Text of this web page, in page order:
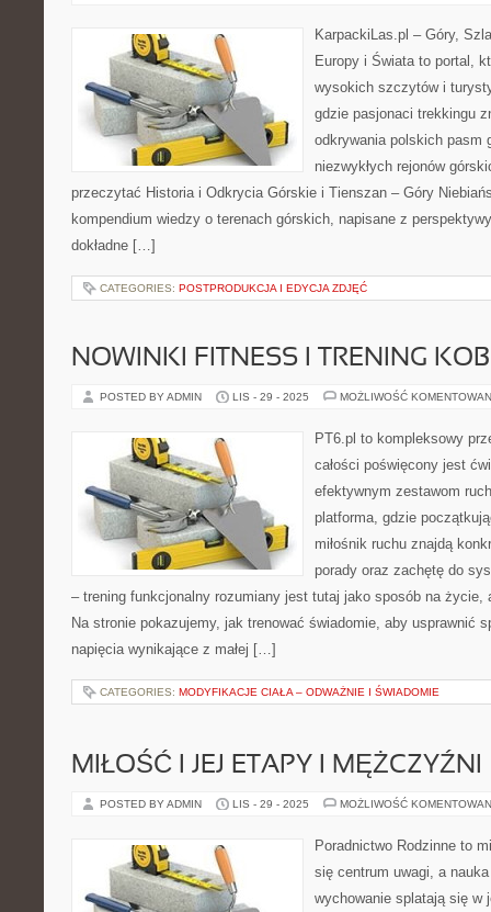
KarpackiLas.pl – Góry,
Europy i Świata to portal,
wysokich szczytów i
gdzie pasjonaci trekkingu
odkrywania polskich pasm
niezwykłych rejonów
przeczytać Historia i Odkrycia Górskie i Tienszan – Góry
kompendium wiedzy o terenach górskich, napisane z
dokładne […]
CATEGORIES: POSTPRODUKCJA I EDYCJA ZDJĘĆ
NOWINKI FITNESS I TRENING
POSTED BY ADMIN LIS - 29 - 2025 MOŻLIWOŚĆ
PT6.pl to kompleksowy
całości poświęcony jest
efektywnym zestawom
platforma, gdzie
miłośnik ruchu znajdą
porady oraz zachętę do
– trening funkcjonalny rozumiany jest tutaj jako sposób na
Na stronie pokazujemy, jak trenować świadomie, aby usprawnić
napięcia wynikające z małej […]
CATEGORIES: MODYFIKACJE CIAŁA – ODWAŻNIE I ŚWIADOMIE
MIŁOŚĆ I JEJ ETAPY I MĘŻCZYŹNI
POSTED BY ADMIN LIS - 29 - 2025 MOŻLIWOŚĆ
Poradnictwo Rodzinne to
się centrum uwagi, a
wychowanie splatają się w